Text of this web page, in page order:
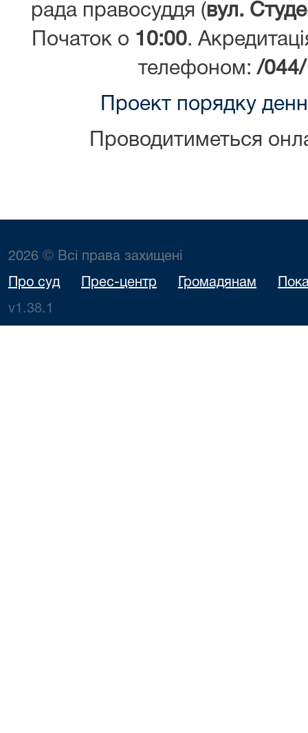
рада правосуддя ( вул.
Початок о 10:00.
телефоном:/
Проект порядку
Проводитиметься
2026 © Всі права захищені
Про суд Прес-центр Громадянам
v1.38.1